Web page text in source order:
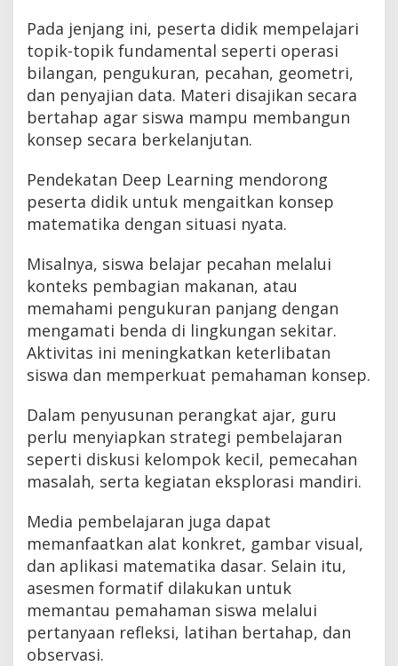
Pada jenjang ini, peserta didik mempelajari
topik-topik fundamental seperti operasi
bilangan, pengukuran, pecahan, geometri,
dan penyajian data. Materi disajikan secara
bertahap agar siswa mampu membangun
konsep secara berkelanjutan.
Pendekatan Deep Learning mendorong
peserta didik untuk mengaitkan konsep
matematika dengan situasi nyata.
Misalnya, siswa belajar pecahan melalui
konteks pembagian makanan, atau
memahami pengukuran panjang dengan
mengamati benda di lingkungan sekitar.
Aktivitas ini meningkatkan keterlibatan
siswa dan memperkuat pemahaman konsep.
Dalam penyusunan perangkat ajar, guru
perlu menyiapkan strategi pembelajaran
seperti diskusi kelompok kecil, pemecahan
masalah, serta kegiatan eksplorasi mandiri.
Media pembelajaran juga dapat
memanfaatkan alat konkret, gambar visual,
dan aplikasi matematika dasar. Selain itu,
asesmen formatif dilakukan untuk
memantau pemahaman siswa melalui
pertanyaan refleksi, latihan bertahap, dan
observasi.